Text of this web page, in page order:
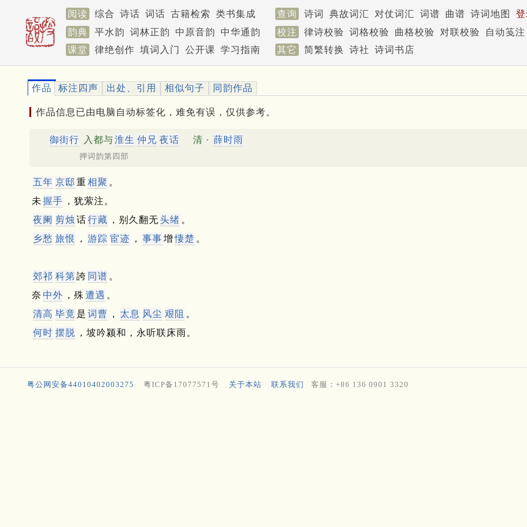
阅读 综合 诗话 词话 古籍检索 类书集成 查询 诗词 典故词汇 对仗词汇 词谱 曲谱 诗词地图
韵典
平水韵 词林正韵 中原音韵 中华通韵 校注 律诗校验 词格校验 曲格校验 对联校验
自动笺注
课堂
律绝创作 填词入门 公开课 学习指南 其它 简繁转换 诗社 诗词书店
作品 标注四声 出处、引用 相似句子 同韵作品
作品信息已由电脑自动标签化，难免有误，仅供参考。
御街行 入都与淮生 仲兄 夜话 清 · 薛时雨
押词韵第四部
五年 京邸 重相聚 。
未 握手 ，犹萦注。
夜阑 剪烛 话行藏 ，别久翻无 头绪 。
乡愁 旅恨 ， 游踪 宦迹 ， 事事增 悽楚 。
郊祁 科第 誇 同谱 。
奈 中外 ，殊 遭遇 。
清高 毕竟 是 词曹 ， 太息 风尘 艰阻 。
何时 摆脱 ，坡吟颍和，永听联床雨。
粤公网安备44010402003275 粤ICP备17077571号 关于本站 联系我们 客服：+86 136 0901 3320